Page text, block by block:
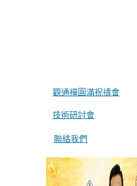
觀通禪圓滿祝禱會
技術研討會
聯絡我們